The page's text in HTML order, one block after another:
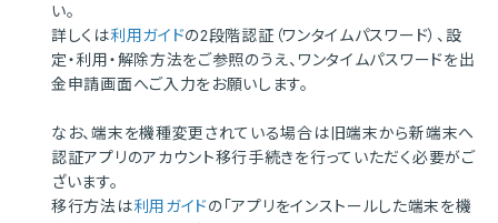
い。
詳しくは利用ガイドの2段階認証（ワンタイムパスワード）、設
定・利用・解除方法をご参照のうえ、ワンタイムパスワードを出
金申請画面へご入力をお願いします。
なお、端末を機種変更されている場合は旧端末から新端末へ
認証アプリのアカウント移行手続きを行っていただく必要がご
ざいます。
移行方法は利用ガイドの「アプリをインストールした端末を機